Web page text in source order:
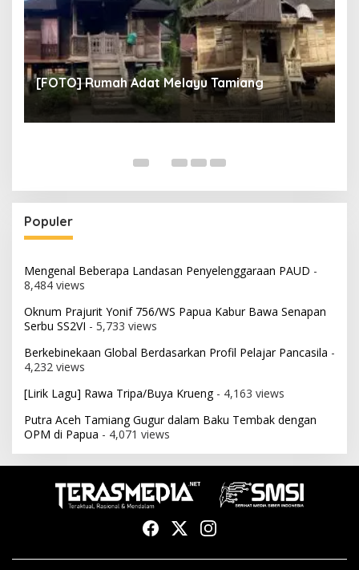
[FOTO] Rumah Adat Melayu Tamiang
Populer
Mengenal Beberapa Landasan Penyelenggaraan PAUD -
8,484 views
Oknum Prajurit Yonif 756/WS Papua Kabur Bawa Senapan
Serbu SS2VI - 5,733 views
Berkebinekaan Global Berdasarkan Profil Pelajar Pancasila -
4,232 views
[Lirik Lagu] Rawa Tripa/Buya Krueng- 4,163 views
Putra Aceh Tamiang Gugur dalam Baku Tembak dengan
OPM di Papua - 4,071 views